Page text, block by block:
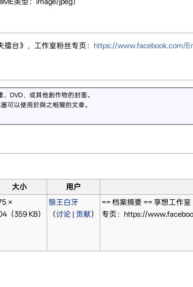
台》，工作室粉丝专页： https://www.facebook.com/
DVD，或其他創作物的封面。
可以使用於與之相關的文章。
大小 用户
×
（359 KB）
狼王白牙
（讨论| 贡献）
== 档案摘要 == 享想工作
专页：https://